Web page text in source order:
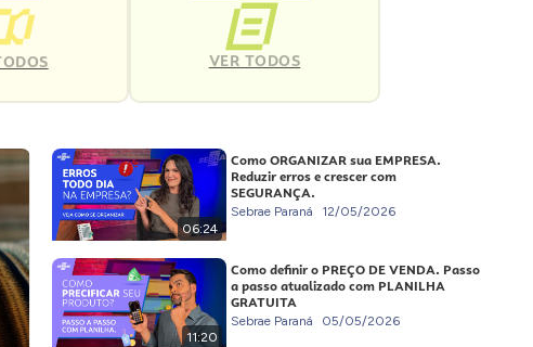
VER TODOS
06:24
Como ORGANIZAR sua EMPRESA.
Reduzir erros e crescer com
SEGURANÇA.
Sebrae Paraná 12/05/2026
11:20
Como definir o PREÇO DE VENDA. Passo
a passo atualizado com PLANILHA
GRATUITA
Sebrae Paraná 05/05/2026